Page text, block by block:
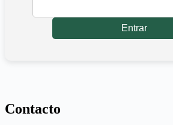
Contacto